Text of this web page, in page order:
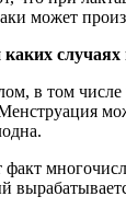
может
каких случаях
в том числе
факт